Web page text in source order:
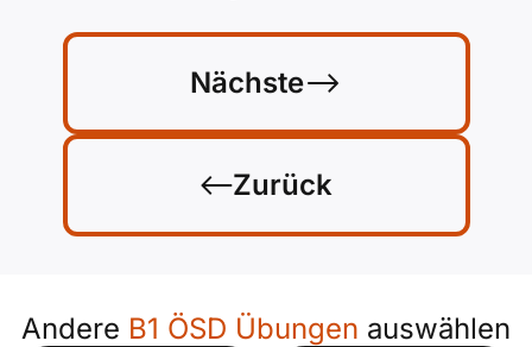
Zurück
Nächste
Andere B1 ÖSD Übungen auswählen